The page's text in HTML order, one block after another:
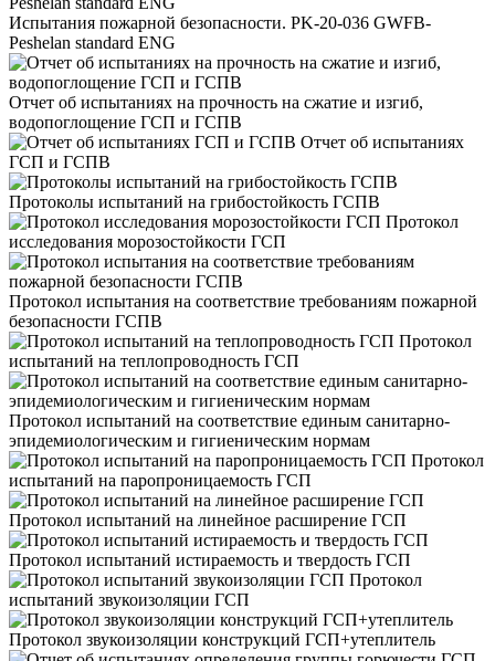
Испытания пожарной безопасности. PK-20-036 GWFB-
Peshelan standard ENG
Отчет об испытаниях на прочность на сжатие и изгиб,
водопоглощение ГСП и ГСПВ
Отчет об испытаниях
ГСП и ГСПВ
Протоколы испытаний на грибостойкость ГСПВ
Протокол
исследования морозостойкости ГСП
Протокол испытания на соответствие требованиям пожарной
безопасности ГСПВ
Протокол
испытаний на теплопроводность ГСП
Протокол испытаний на соответствие единым санитарно-
эпидемиологическим и гигиеническим нормам
Протокол
испытаний на паропроницаемость ГСП
Протокол испытаний на линейное расширение ГСП
Протокол испытаний истираемость и твердость ГСП
Протокол
испытаний звукоизоляции ГСП
Протокол звукоизоляции конструкций ГСП+утеплитель